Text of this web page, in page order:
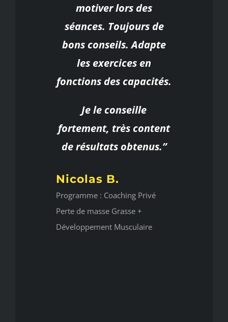
motiver lors des
séances. Toujours de
bons conseils. Adapte
les exercices en
fonctions des capacités.
Je le conseille
fortement, très content
de résultats obtenus.”
Nicolas B.
Programme : Coaching Privé
Perte de masse Grasse +
Développement Musculaire